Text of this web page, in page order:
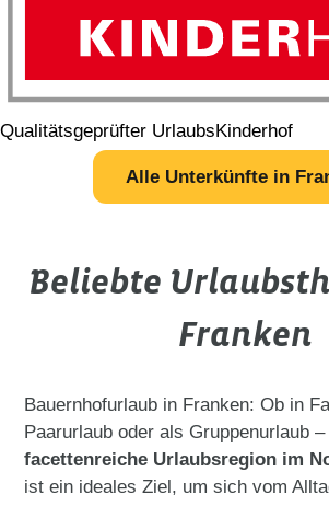
Qualitätsgeprüfter UrlaubsKinderhof
Alle Unterkünfte in
Beliebte
Franken
Bauernhofurlaub in Franken: Ob in
Paarurlaub oder als Gruppenurlaub –
facettenreiche Urlaubsregion im
ist ein ideales Ziel, um sich vom